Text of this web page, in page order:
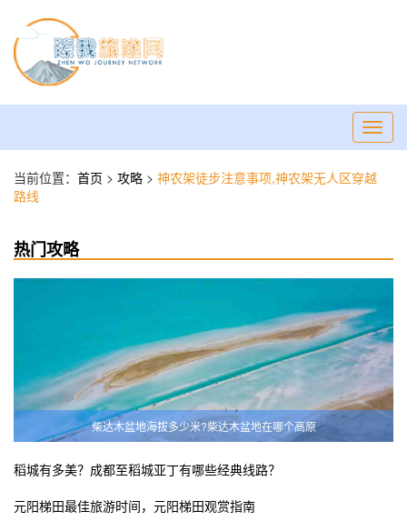
当前位置： 首页 > 攻略 > 神农架徒步注意事项,神农架无人区穿越
路线
热门攻略
柴达木盆地海拔多少米?柴达木盆地在哪个高原
稻城有多美？成都至稻城亚丁有哪些经典线路？
元阳梯田最佳旅游时间，元阳梯田观赏指南